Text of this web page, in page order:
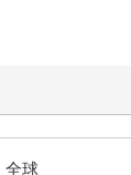
畫葫蘆。當年
魂野鬼。但懷
的，最後名單
、電力、中央
全球